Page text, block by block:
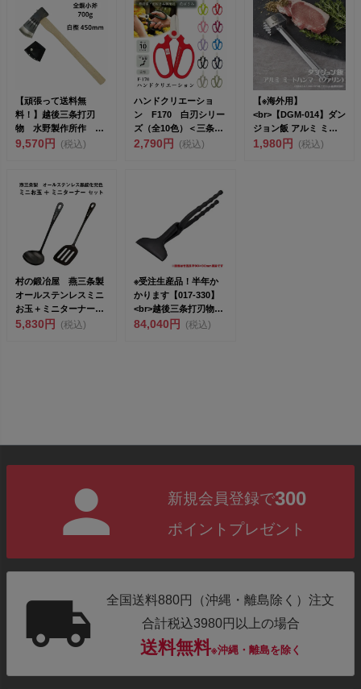
【頑張って送料無
料！】越後三条打刃
物 水野製作所作 全
鋼小斧（コオノ）
9,570円 (税込)
ハンドクリエーショ
ン F170 白刃シリー
ズ（全10色）＜三条市
製｜坂源＞ <...
2,790円 (税込)
【※海外用】
<br>【DGM-014】ダン
ジョン飯 アルミ ミー
トハンマ...
1,980円 (税込)
村の鍛冶屋 燕三条製
オールステンレスミニ
お玉＋ミニターナー調
理セット 黒酸化発色
5,830円 (税込)
※受注生産品！半年か
かります【017-330】
<br>越後三条打刃物
東...
84,040円 (税込)
新規会員登録で300
ポイントプレゼント
全国送料880円（沖縄・離島除く）注文
合計税込3980円以上の場合
送料無料※沖縄・離島を除く